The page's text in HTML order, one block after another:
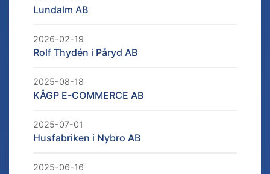
Lundalm AB
2026-02-19
Rolf Thydén i Påryd AB
2025-08-18
KÅGP E-COMMERCE AB
2025-07-01
Husfabriken i Nybro AB
2025-06-16